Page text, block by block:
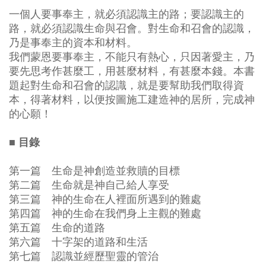
一個人要事奉主，就必須認識主的路；要認識主的
路，就必須認識生命與召會。對生命和召會的認識，
乃是事奉主的資本和材料。
我們蒙恩要事奉主，不能只有熱心，只因著愛主，乃
要先思考作甚麼工，用甚麼材料，有甚麼本錢。本書
題起對生命和召會的認識，就是要幫助我們取得資
本，得著材料，以便按圖施工建造神的居所，完成神
的心願！
■ 目錄
第一篇 生命是神創造並救贖的目標
第二篇 生命就是神自己給人享受
第三篇 神的生命在人裡面所遇到的難處
第四篇 神的生命在我們身上主觀的難處
第五篇 生命的道路
第六篇 十字架的道路和生活
第七篇 認識並經歷聖靈的管治